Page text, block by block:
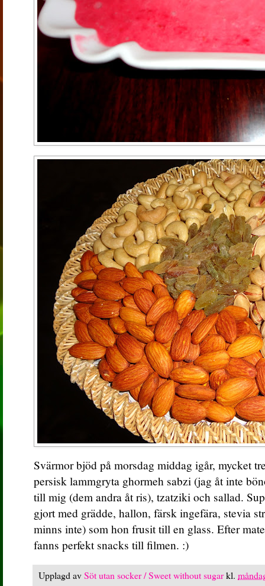
Svärmor bjöd på morsdag middag igår, mycket
persisk lammgryta ghormeh sabzi (jag åt inte
till mig (dem andra åt ris), tzatziki och sallad.
gjort med grädde, hallon, färsk ingefära, stevia
minns inte) som hon frusit till en glass. Efter
fanns perfekt snacks till filmen. :)
Upplagd avSöt utan socker / Sweet without sugarkl.